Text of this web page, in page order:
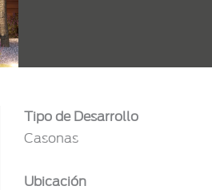
Tipo de Desarrollo
Casonas
Ubicación